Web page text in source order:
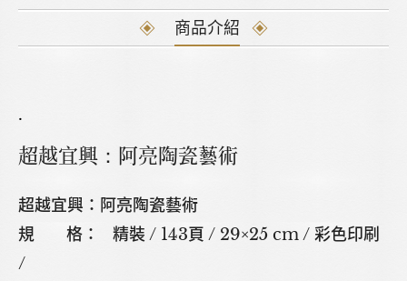
商品介紹
.
超越宜興：阿亮陶瓷藝術
超越宜興：阿亮陶瓷藝術
規 格： 精裝 / 143頁 / 29×25 cm / 彩色印刷
/